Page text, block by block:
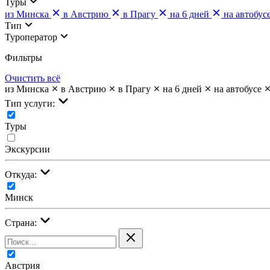
из Минска
в Австрию в Прагу на 6 дней
на
Тип
Туроператор
Фильтры
Очистить всё
из Минска
в Австрию в Прагу на 6 дней
на автобусе
Тип услуги:
Туры
Экскурсии
Откуда:
Минск
Страна:
Австрия